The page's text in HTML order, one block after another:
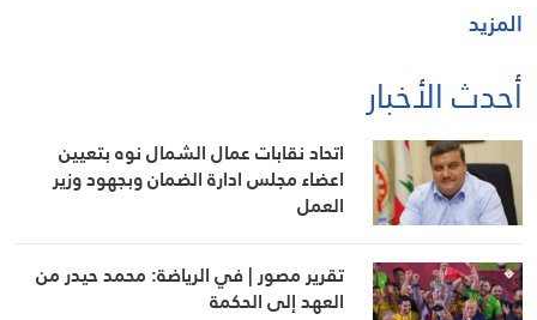
المزيد
أحدث الأخبار
اتحاد نقابات عمال الشمال نوه بتعيين
اعضاء مجلس ادارة الضمان وبجهود وزير
العمل
تقرير مصور | في الرياضة: محمد حيدر من
العهد إلى الحكمة